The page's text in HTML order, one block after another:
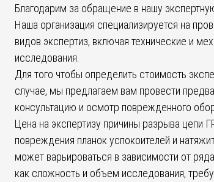
Благодарим за обращение в нашу
Наша организация специализируется на
видов экспертиз, включая технические и
исследования.
Для того чтобы определить стоимость
случае, мы предлагаем вам провести
консультацию и осмотр поврежденного
Цена на экспертизу причины разрыва цепи
повреждения планок успокоителей и
может варьироваться в зависимости от
как сложность и объем исследования,